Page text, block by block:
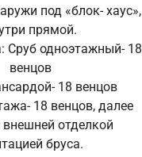
под «блок- хаус»,
прямой.
Сруб одноэтажный- 18
венцов
18 венцов
18 венцов, далее
внешней отделкой
бруса.